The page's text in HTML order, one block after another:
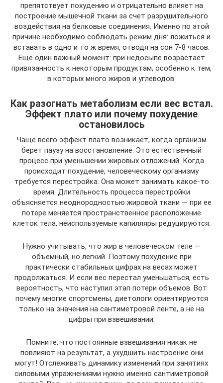
препятствует похудению и отрицательно влияет на
построение мышечной ткани за счет разрушительного
воздействия на белковые соединения. Именно по этой
причине необходимо соблюдать режим дня: ложиться и
вставать в одно и то ж время, отводя на сон 7-8 часов.
Еще один важный момент: при недосыпе возрастает
привязанность к некоторым продуктам, особенно к тем,
в которых много жиров и углеводов.
Как разогнать метаболизм если вес встал.
Эффект плато или почему похудение
остановилось
Чаще всего эффект плато возникает, когда организм
берет паузу на восстановление. Это естественный
процесс при уменьшении жировых отложений. Когда
происходит похудение, человеческому организму
требуется перестройка. Она может занимать какое-то
время. Длительность процесса перестройки
объясняется неоднородностью жировой ткани — при ее
потере меняется пространственное расположение
клеток тела, неиспользуемые капилляры редуцируются.
Нужно учитывать, что жир в человеческом теле —
объемный, но легкий. Поэтому похудение при
практически стабильных цифрах на весах может
продолжаться. И если вес перестал уменьшаться, есть
вероятность, что наступил этап потери объемов. Вот
почему многие спортсмены, диетологи ориентируются
только на значения на сантиметровой ленте, а не на
цифры при взвешивании.
Помните, что постоянные взвешивания никак не
повлияют на результат, а ухудшить настроение они
могут! Отслеживать динамику изменений при занятиях
силовыми упражнениями нужно именно сантиметровой